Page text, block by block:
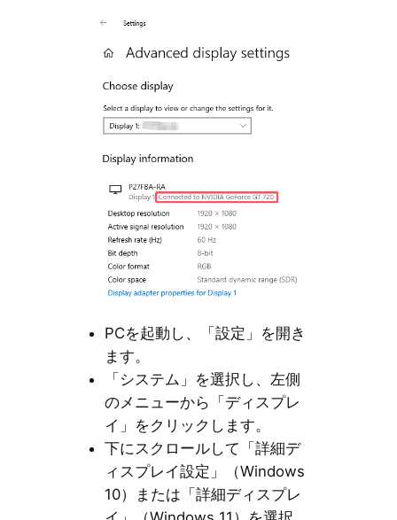
PCを起動し、「設定」を開き
ます。
「システム」を選択し、左側
のメニューから「ディスプレ
イ」をクリックします。
下にスクロールして「詳細デ
ィスプレイ設定」（Windows
10）または「詳細ディスプレ